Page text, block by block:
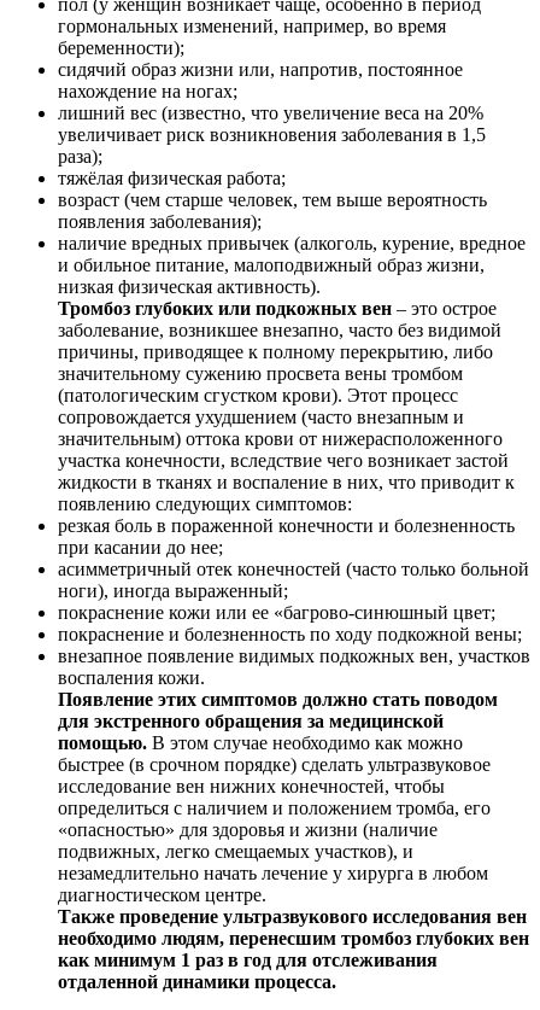
гормональных изменений, например, во время
беременности);
сидячий образ жизни или, напротив, постоянное
нахождение на ногах;
лишний вес (известно, что увеличение веса на 20%
увеличивает риск возникновения заболевания в 1,5
раза);
тяжёлая физическая работа;
возраст (чем старше человек, тем выше вероятность
появления заболевания);
наличие вредных привычек (алкоголь, курение, вредное
и обильное питание, малоподвижный образ жизни,
низкая физическая активность).
Тромбоз глубоких или подкожных вен – это острое
заболевание, возникшее внезапно, часто без видимой
причины, приводящее к полному перекрытию, либо
значительному сужению просвета вены тромбом
(патологическим сгустком крови). Этот процесс
сопровождается ухудшением (часто внезапным и
значительным) оттока крови от нижерасположенного
участка конечности, вследствие чего возникает застой
жидкости в тканях и воспаление в них, что приводит к
появлению следующих симптомов:
резкая боль в пораженной конечности и болезненность
при касании до нее;
асимметричный отек конечностей (часто только больной
ноги), иногда выраженный;
покраснение кожи или ее «багрово-синюшный цвет;
покраснение и болезненность по ходу подкожной вены;
внезапное появление видимых подкожных вен, участков
воспаления кожи.
Появление этих симптомов должно стать поводом
для экстренного обращения за медицинской
помощью. В этом случае необходимо как можно
быстрее (в срочном порядке) сделать ультразвуковое
исследование вен нижних конечностей, чтобы
определиться с наличием и положением тромба, его
«опасностью» для здоровья и жизни (наличие
подвижных, легко смещаемых участков), и
незамедлительно начать лечение у хирурга в любом
диагностическом центре.
Также проведение ультразвукового исследования вен
необходимо людям, перенесшим тромбоз глубоких вен
как минимум 1 раз в год для отслеживания
отдаленной динамики процесса.